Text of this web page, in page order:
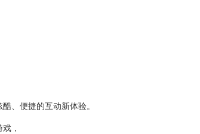
、便捷的互动新体验。
，